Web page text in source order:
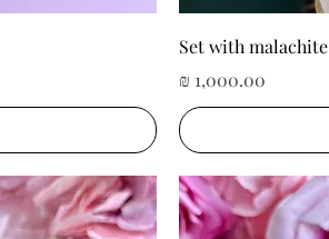
Set with malachite
מחיר